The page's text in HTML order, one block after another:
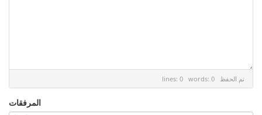
lines: 0 words: 0 تم الحفظ
المرفقات